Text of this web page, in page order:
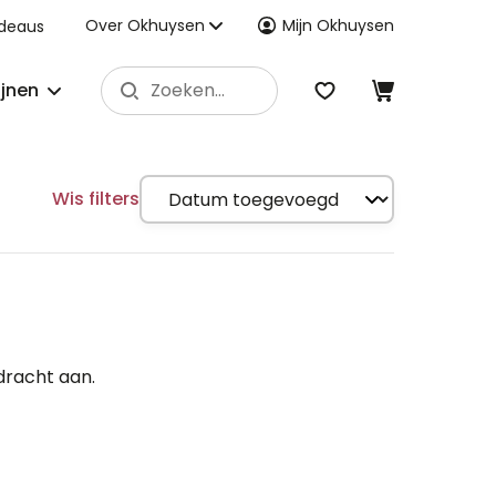
Over Okhuysen Mijn Okhuysen
Wis filters
aan.